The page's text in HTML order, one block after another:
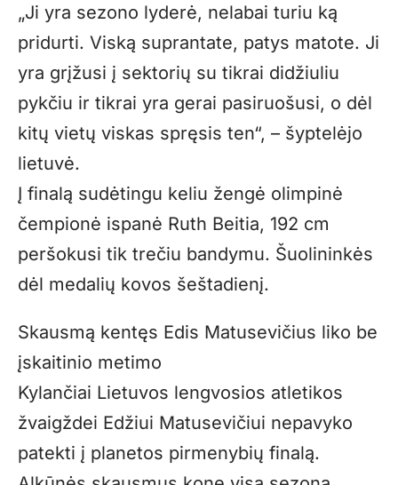
„Ji yra sezono lyderė, nelabai turiu ką
pridurti. Viską suprantate, patys matote. Ji
yra grįžusi į sektorių su tikrai didžiuliu
pykčiu ir tikrai yra gerai pasiruošusi, o dėl
kitų vietų viskas spręsis ten“, – šyptelėjo
lietuvė.
Į finalą sudėtingu keliu žengė olimpinė
čempionė ispanė Ruth Beitia, 192 cm
peršokusi tik trečiu bandymu. Šuolininkės
dėl medalių kovos šeštadienį.
Skausmą kentęs Edis Matusevičius liko be
įskaitinio metimo
Kylančiai Lietuvos lengvosios atletikos
žvaigždei Edžiui Matusevičiui nepavyko
patekti į planetos pirmenybių finalą.